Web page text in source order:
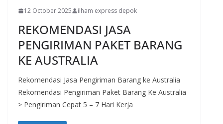
12 October 2025 ilham express depok
REKOMENDASI JASA
PENGIRIMAN PAKET BARANG
KE AUSTRALIA
Rekomendasi Jasa Pengiriman Barang ke Australia
Rekomendasi Pengiriman Paket Barang Ke Australia
> Pengiriman Cepat 5 – 7 Hari Kerja